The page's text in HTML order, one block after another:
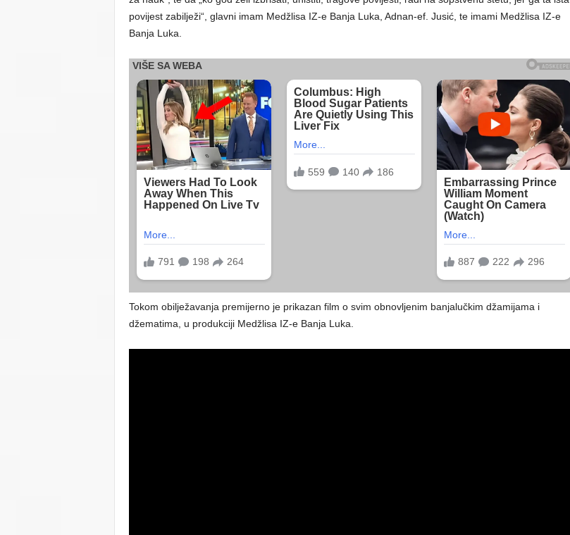
povijest zabilježi“, glavni imam Medžlisa IZ-e Banja Luka, Adnan-ef. Jusić, te imami Medžlisa IZ-e
Banja Luka.
Tokom obilježavanja premijerno je prikazan film o svim obnovljenim banjalučkim džamijama i
džematima, u produkciji Medžlisa IZ-e Banja Luka.